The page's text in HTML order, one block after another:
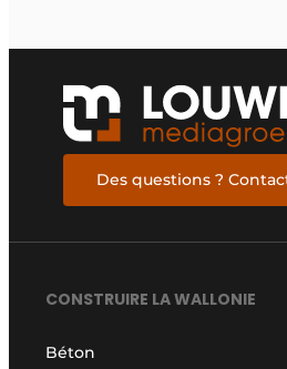
Des questions ?
CONSTRUIRE LA WALLONIE
Béton